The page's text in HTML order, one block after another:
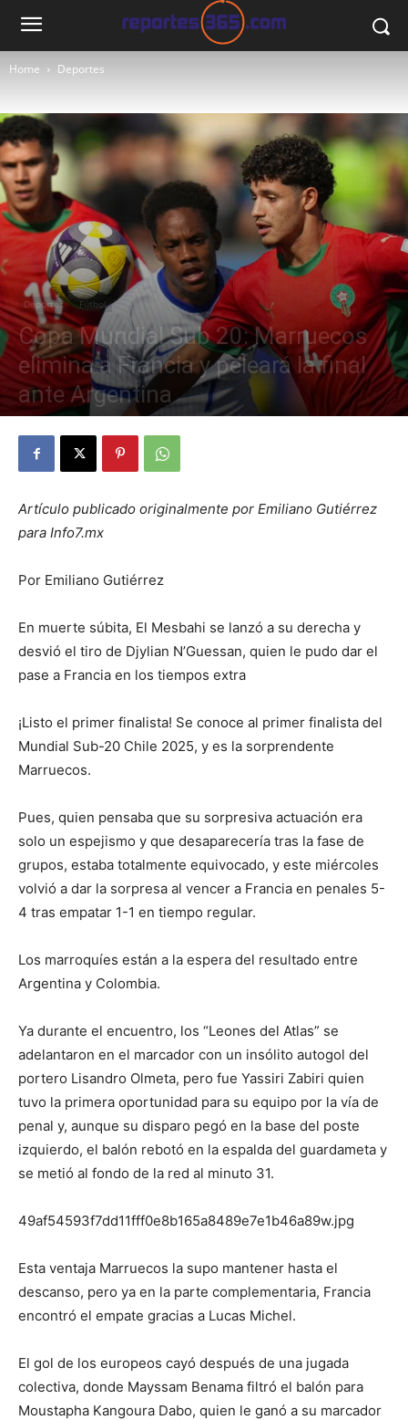
Home Deportes
Deportes Fútbol
Copa Mundial Sub 20: Marruecos
elimina a Francia y peleará la final
ante Argentina
Artículo publicado originalmente por Emiliano Gutiérrez
para Info7.mx
Por Emiliano Gutiérrez
En muerte súbita, El Mesbahi se lanzó a su derecha y
desvió el tiro de Djylian N’Guessan, quien le pudo dar el
pase a Francia en los tiempos extra
¡Listo el primer finalista! Se conoce al primer finalista del
Mundial Sub-20 Chile 2025, y es la sorprendente
Marruecos.
Pues, quien pensaba que su sorpresiva actuación era
solo un espejismo y que desaparecería tras la fase de
grupos, estaba totalmente equivocado, y este miércoles
volvió a dar la sorpresa al vencer a Francia en penales 5-
4 tras empatar 1-1 en tiempo regular.
Los marroquíes están a la espera del resultado entre
Argentina y Colombia.
Ya durante el encuentro, los “Leones del Atlas” se
adelantaron en el marcador con un insólito autogol del
portero Lisandro Olmeta, pero fue Yassiri Zabiri quien
tuvo la primera oportunidad para su equipo por la vía de
penal y, aunque su disparo pegó en la base del poste
izquierdo, el balón rebotó en la espalda del guardameta y
se metió al fondo de la red al minuto 31.
49af54593f7dd11fff0e8b165a8489e7e1b46a89w.jpg
Esta ventaja Marruecos la supo mantener hasta el
descanso, pero ya en la parte complementaria, Francia
encontró el empate gracias a Lucas Michel.
El gol de los europeos cayó después de una jugada
colectiva, donde Mayssam Benama filtró el balón para
Moustapha Kangoura Dabo, quien le ganó a su marcador